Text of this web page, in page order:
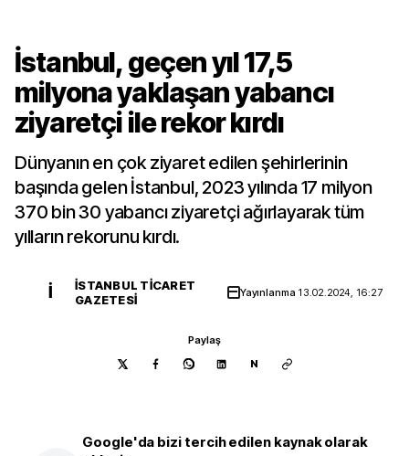
İstanbul, geçen yıl 17,5
milyona yaklaşan yabancı
ziyaretçi ile rekor kırdı
Dünyanın en çok ziyaret edilen şehirlerinin
başında gelen İstanbul, 2023 yılında 17 milyon
370 bin 30 yabancı ziyaretçi ağırlayarak tüm
yılların rekorunu kırdı.
İ
İSTANBUL TICARET
GAZETESI
Yayınlanma 13.02.2024, 16:27
Paylaş
N
Google'da bizi tercih edilen kaynak olarak